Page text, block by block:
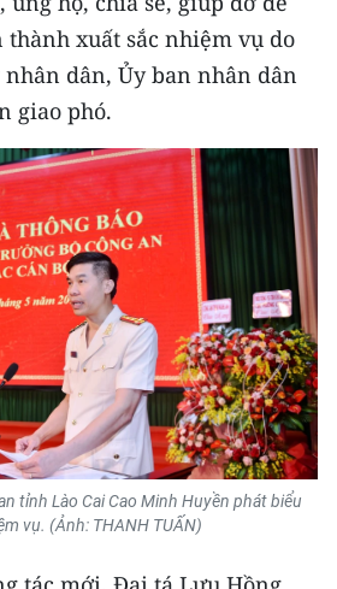
thành xuất sắc nhiệm vụ do
dân, Ủy ban nhân dân
giao phó.
tỉnh Lào Cai Cao Minh Huyền phát biểu
vụ. (Ảnh: THANH TUẤN)